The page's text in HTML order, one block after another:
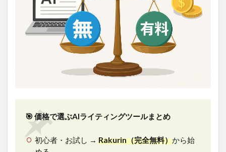
🎯 価格で選ぶAIライティングツールまとめ
初心者・お試し → Rakurin（完全無料）から始